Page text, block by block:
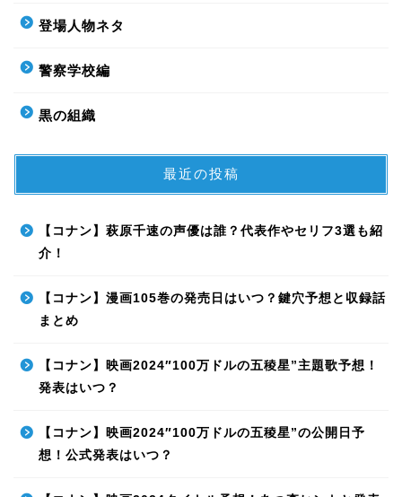
登場人物ネタ
警察学校編
黒の組織
最近の投稿
【コナン】萩原千速の声優は誰？代表作やセリフ3選も紹
介！
【コナン】漫画105巻の発売日はいつ？鍵穴予想と収録話
まとめ
【コナン】映画2024″100万ドルの五稜星”主題歌予想！
発表はいつ？
【コナン】映画2024″100万ドルの五稜星”の公開日予
想！公式発表はいつ？